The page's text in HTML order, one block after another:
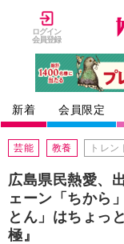
ログイン
会員登録
新着 会員限定
芸能 教養 トレン
広島県民熱愛、
ェーン「ちから
とん」はちょっ
極』